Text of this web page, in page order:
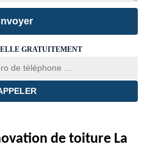
GRATUITEMENT
de toiture La